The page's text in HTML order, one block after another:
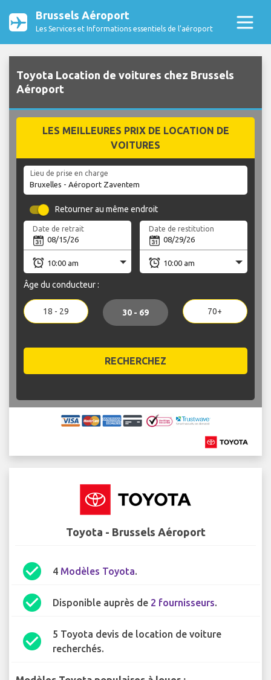
Brussels Aéroport
Les Services et Informations essentiels de l’aéroport
Toyota Location de voitures chez Brussels
Aéroport
LES MEILLEURES PRIX DE LOCATION DE
VOITURES
Lieu de prise en charge
Retourner au même endroit
Date de retrait Date de restitution
Âge du conducteur :
18 - 29 30 - 69 70+
RECHERCHEZ
Toyota - Brussels Aéroport
check_circle 4 Modèles Toyota.
check_circle Disponible auprès de 2 fournisseurs.
check_circle
5 Toyota devis de location de voiture
recherchés.